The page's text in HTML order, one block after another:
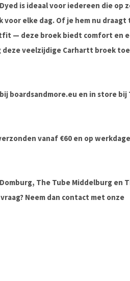
is ideaal voor iedereen die op
elke dag. Of je hem nu draagt
— deze broek biedt comfort en
deze veelzijdige Carhartt broek
boardsandmore.eu en in store bij
vanaf €60 en op
The Tube Middelburg en
Neem dan contact met onze